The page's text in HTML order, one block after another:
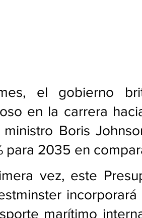
el gobierno
en la carrera
ministro Boris
para 2035 en
vez, este
marítimo